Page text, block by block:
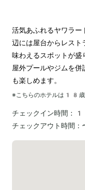
活気あふれるヤワラー
辺には屋台からレスト
味わえるスポットが盛
屋外プールやジムを併
も楽しめます。
※こちらのホテルは 18
チェックイン時間：
チェックアウト時間：